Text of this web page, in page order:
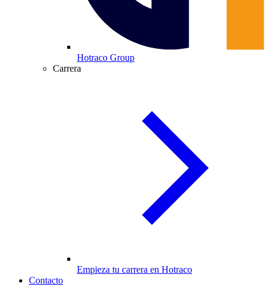
Hotraco Group
Carrera
Empieza tu carrera en Hotraco
Contacto